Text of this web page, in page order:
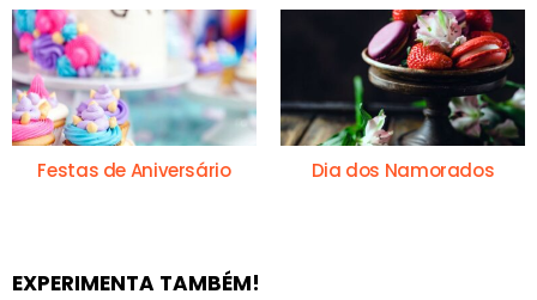
Festas de Aniversário Dia dos Namorados
EXPERIMENTA TAMBÉM!